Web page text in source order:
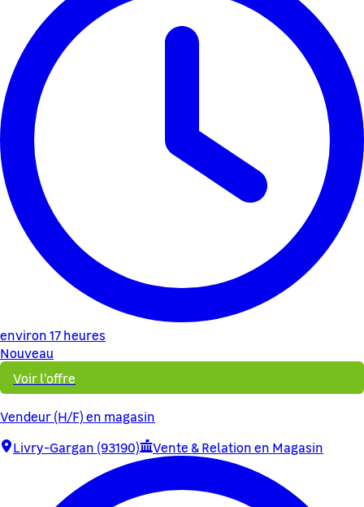
environ 17 heures
Nouveau
Voir l'offre
Vendeur (H/F) en magasin
Livry-Gargan (93190)
Vente & Relation en Magasin